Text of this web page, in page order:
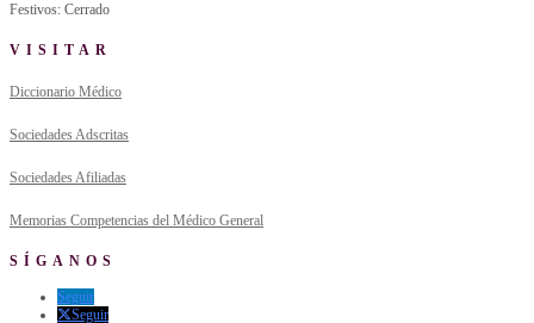
Festivos: Cerrado
VISITAR
Diccionario Médico
Sociedades Adscritas
Sociedades Afiliadas
Memorias Competencias del Médico General
SÍGANOS
Seguir
Seguir